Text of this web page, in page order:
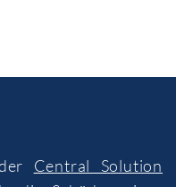
Central Solution